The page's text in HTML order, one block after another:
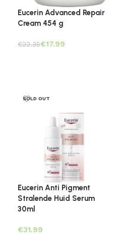
Eucerin Advanced Repair
Cream 454 g
€22.35€17.99
SOLD OUT
Eucerin Anti Pigment
Stralende Huid Serum
30ml
€